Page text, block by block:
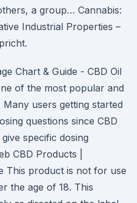
a group… Cannabis:
Industrial Properties –
Chart & Guide - CBD Oil
of the most popular and
users getting started
questions since CBD
specific dosing
CBD Products |
This product is not for use
the age of 18. This